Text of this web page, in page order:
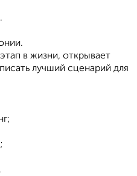
в жизни, открывает
лучший сценарий для